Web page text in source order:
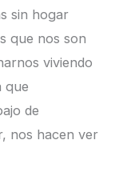
sin hogar
que nos son
viviendo
que
de
nos hacen ver